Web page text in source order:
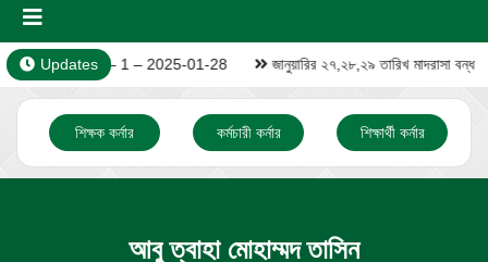
Updates
Video – 1 – 2025-01-28 জানুয়ারির ২৭,২৮,২৯ তারিখ মাদরাসা বন্ধ
শিক্ষক কর্নার কর্মচারী কর্নার শিক্ষার্থী কর্নার
আবু ত্বাহা মোহাম্মদ তাসিন